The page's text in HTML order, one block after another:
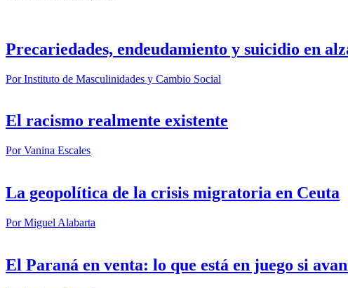
Precariedades, endeudamiento y suicidio en
PorInstituto de Masculinidades y Cambio Social
El racismo realmente existente
PorVanina Escales
La geopolítica de la crisis migratoria en Ceuta
PorMiguel Alabarta
El Paraná en venta: lo que está en juego si